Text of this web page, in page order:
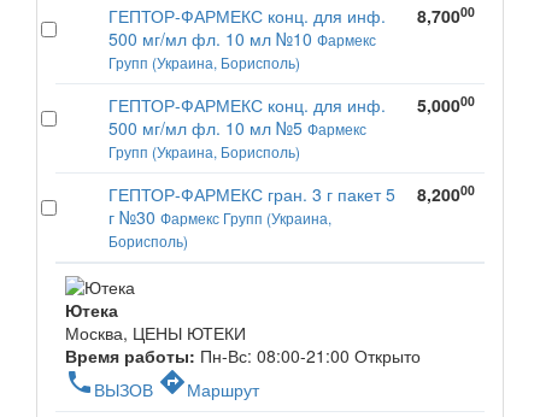
ГЕПТОР-ФАРМЕКС конц. для инф.
500 мг/мл фл. 10 мл №10 Фармекс
Групп (Украина, Борисполь)
8,70000
ГЕПТОР-ФАРМЕКС конц. для инф.
500 мг/мл фл. 10 мл №5 Фармекс
Групп (Украина, Борисполь)
5,00000
ГЕПТОР-ФАРМЕКС гран. 3 г пакет 5
г №30 Фармекс Групп (Украина,
Борисполь)
8,20000
Ютека
Москва, ЦЕНЫ ЮТЕКИ
Время работы: Пн-Вс: 08:00-21:00 Открыто
phone ВЫЗОВ directionsМаршрут